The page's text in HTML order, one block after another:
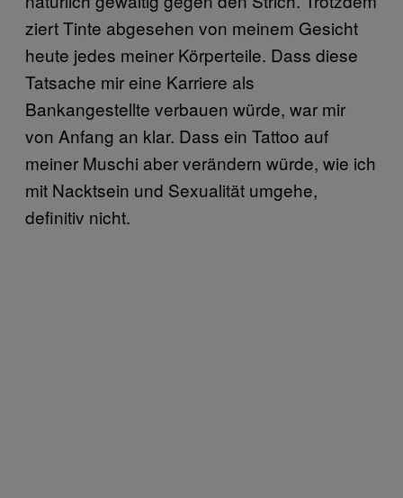
ziert Tinte abgesehen von meinem Gesicht
heute jedes meiner Körperteile. Dass diese
Tatsache mir eine Karriere als
Bankangestellte verbauen würde, war mir
von Anfang an klar. Dass ein Tattoo auf
meiner Muschi aber verändern würde, wie ich
mit Nacktsein und Sexualität umgehe,
definitiv nicht.